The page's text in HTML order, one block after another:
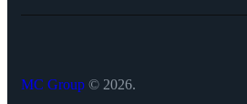
MC Group © 2026.